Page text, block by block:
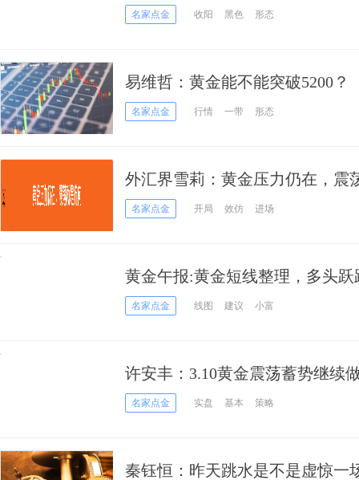
名家点金 收阳 黑色 形态
易维哲：黄金能不能突破5200？
名家点金 行情 一带 形态
外汇界雪莉：黄金压力仍在，震
名家点金 开局 效仿 进场
黄金午报:黄金短线整理，多头跃
名家点金 线图 建议 小富
许安丰：3.10黄金震荡蓄势继续
名家点金 实盘 基本 策略
秦钰恒：昨天跳水是不是虚惊一